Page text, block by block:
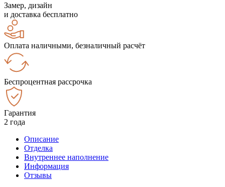
Замер, дизайн
и доставка бесплатно
Оплата наличными, безналичный расчёт
Беспроцентная рассрочка
Гарантия
2 года
Описание
Отделка
Внутреннее наполнение
Информация
Отзывы